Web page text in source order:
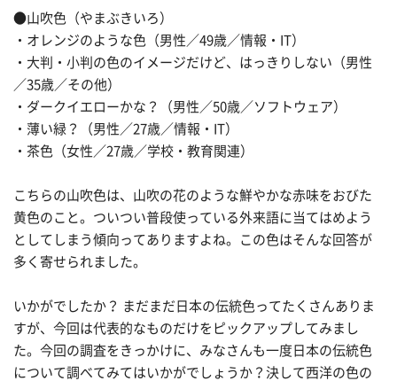
●山吹色（やまぶきいろ）
・オレンジのような色（男性／49歳／情報・IT）
・大判・小判の色のイメージだけど、はっきりしない（男性
／35歳／その他）
・ダークイエローかな？（男性／50歳／ソフトウェア）
・薄い緑？（男性／27歳／情報・IT）
・茶色（女性／27歳／学校・教育関連）
こちらの山吹色は、山吹の花のような鮮やかな赤味をおびた
黄色のこと。ついつい普段使っている外来語に当てはめよう
としてしまう傾向ってありますよね。この色はそんな回答が
多く寄せられました。
いかがでしたか？ まだまだ日本の伝統色ってたくさんありま
すが、今回は代表的なものだけをピックアップしてみまし
た。今回の調査をきっかけに、みなさんも一度日本の伝統色
について調べてみてはいかがでしょうか？決して西洋の色の